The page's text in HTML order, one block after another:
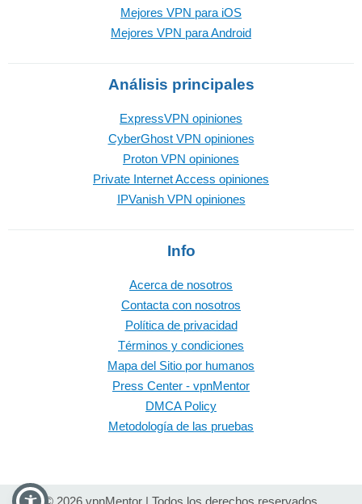
Mejores VPN para iOS
Mejores VPN para Android
Análisis principales
ExpressVPN opiniones
CyberGhost VPN opiniones
Proton VPN opiniones
Private Internet Access opiniones
IPVanish VPN opiniones
Info
Acerca de nosotros
Contacta con nosotros
Política de privacidad
Términos y condiciones
Mapa del Sitio por humanos
Press Center - vpnMentor
DMCA Policy
Metodología de las pruebas
© 2026 vpnMentor | Todos los derechos reservados